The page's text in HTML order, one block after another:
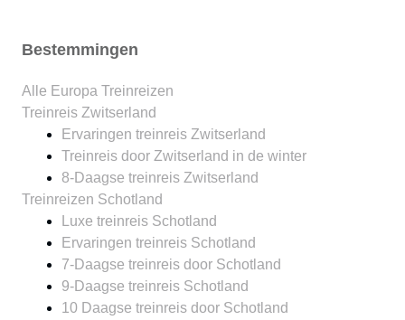
Bestemmingen
Alle Europa Treinreizen
Treinreis Zwitserland
Ervaringen treinreis Zwitserland
Treinreis door Zwitserland in de winter
8-Daagse treinreis Zwitserland
Treinreizen Schotland
Luxe treinreis Schotland
Ervaringen treinreis Schotland
7-Daagse treinreis door Schotland
9-Daagse treinreis Schotland
10 Daagse treinreis door Schotland